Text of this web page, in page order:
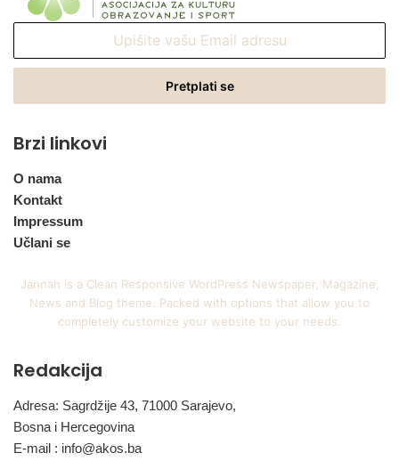
Email
Brzi linkovi
O nama
Kontakt
Impressum
Učlani se
Jannah is a Clean Responsive WordPress Newspaper, Magazine,
News and Blog theme. Packed with options that allow you to
completely customize your website to your needs.
Redakcija
Adresa: Sagrdžije 43, 71000 Sarajevo,
Bosna i Hercegovina
E-mail : info@akos.ba